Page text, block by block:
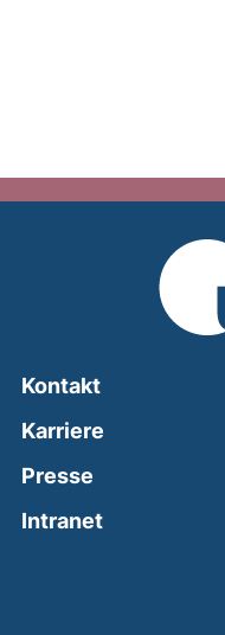
Kontakt
Karriere
Presse
Intranet(external